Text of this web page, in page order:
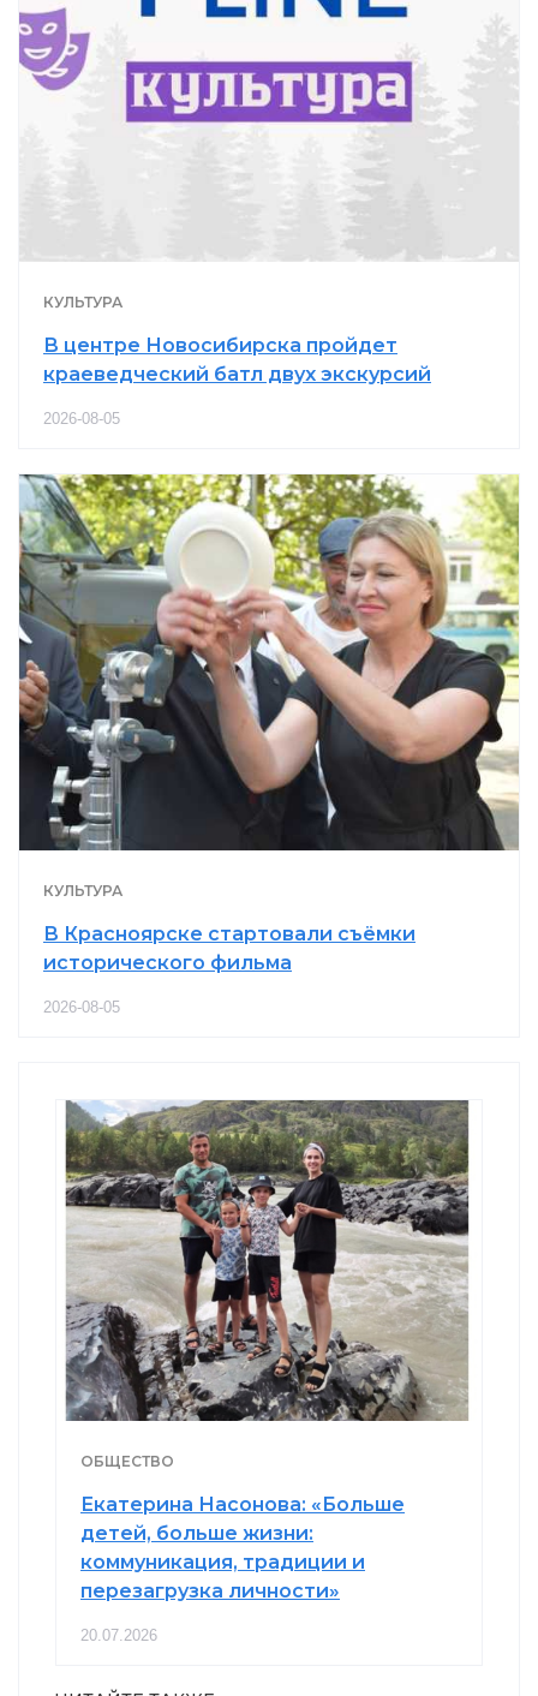
КУЛЬТУРА
В центре Новосибирска пройдет
краеведческий батл двух экскурсий
2026-08-05
КУЛЬТУРА
В Красноярске стартовали съёмки
исторического фильма
2026-08-05
ОБЩЕСТВО
Екатерина Насонова: «Больше
детей, больше жизни:
коммуникация, традиции и
перезагрузка личности»
20.07.2026